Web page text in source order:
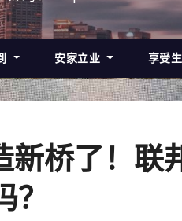
安家立业 享受
新桥了！